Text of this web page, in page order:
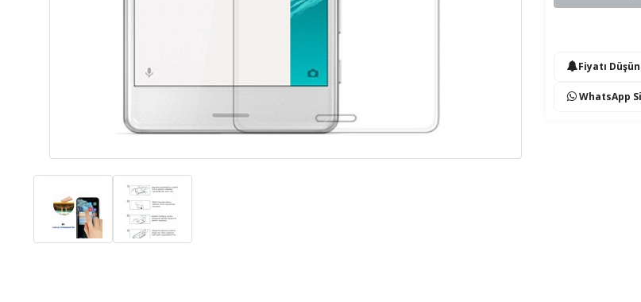
Fiyatı
WhatsApp